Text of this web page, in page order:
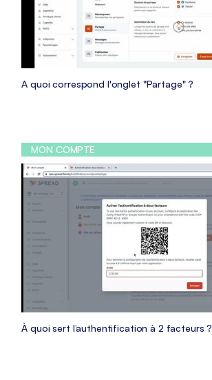
A quoi correspond l'onglet "Partage" ?
MON COMPTE
À quoi sert l’authentification à 2 facteurs ?